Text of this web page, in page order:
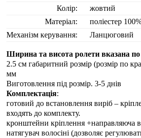
Колір:
жовтий
Матеріал:
поліестер
Механізм керування:
Ланцюговий
Ширина та висота ролети вказана по
2.5 см габаритний розмір (розмір по
мм
Виготовлення під розмір. 3-5 днiв
Комплектація:
готовий до встановлення виріб –
входять до комплекту.
кронштейни кріплення +направляюча
натягувач волосіні (дозволяє